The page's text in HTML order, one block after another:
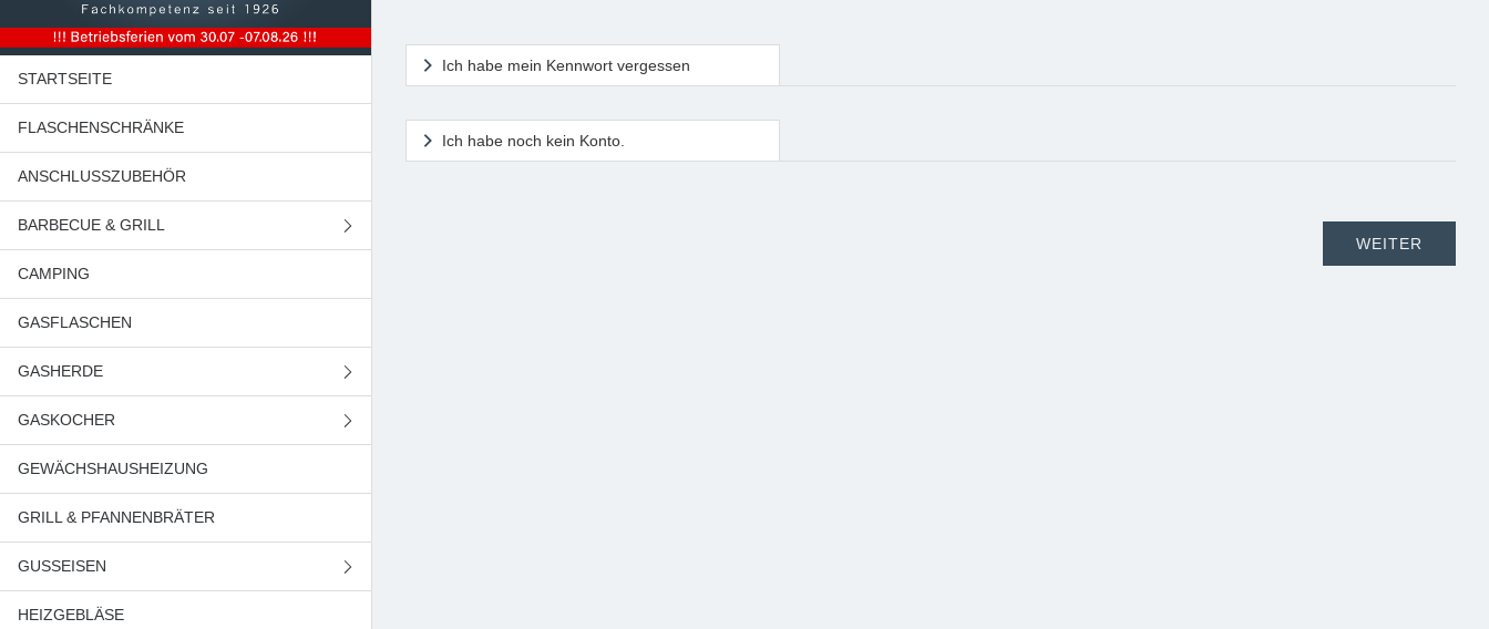
STARTSEITE
FLASCHENSCHRÄNKE
ANSCHLUSSZUBEHÖR
BARBECUE & GRILL
GASGRILL
HOLZKOHLEGRILL
CAMPING
GASFLASCHEN
GASHERDE
GASHERDE (BREITE 50 CM)
GASHERDE (BREITE 55 CM)
GASHERDE (BREITE 60 CM)
GASHERDE (BREITE 90 CM)
GASKOCHER
CAMPINGKOCHER
HAUSHALTSKOCHER
GEWÄCHSHAUSHEIZUNG
GRILL & PFANNENBRÄTER
GUSSEISEN
GRILLPLATTEN
HEIZGEBLÄSE
Ich habe mein Kennwort vergessen
Ich habe noch kein Konto.